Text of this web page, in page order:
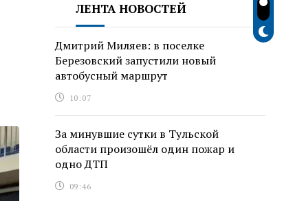
ЛЕНТА НОВОСТЕЙ
Дмитрий Миляев: в поселке
Березовский запустили новый
автобусный маршрут
10:07
За минувшие сутки в Тульской
области произошёл один пожар и
одно ДТП
09:46